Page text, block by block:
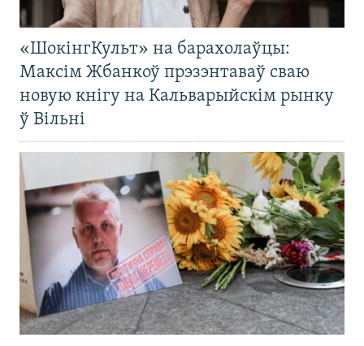
«ШокінгКульт» на барахолаўцы:
Максім Жбанкоў прэзэнтаваў сваю
новую кнігу на Кальварыйскім рынку
ў Вільні